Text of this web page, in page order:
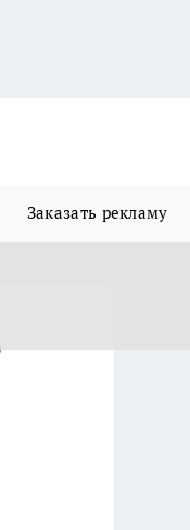
Заказать рекламу